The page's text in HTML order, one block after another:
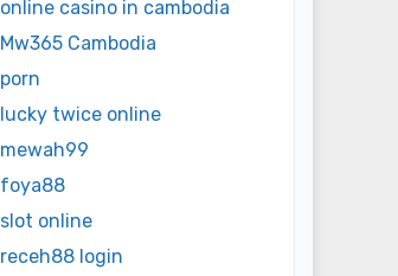
online casino in cambodia
Mw365 Cambodia
porn
lucky twice online
mewah99
foya88
slot online
receh88 login